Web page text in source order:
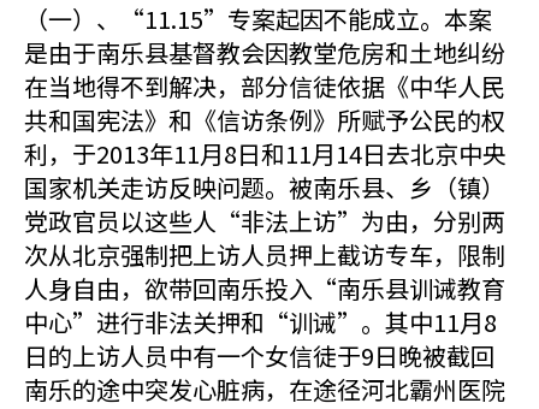
（一）、“11.15”专案起因不能成立。本案
是由于南乐县基督教会因教堂危房和土地纠纷
在当地得不到解决，部分信徒依据《中华人民
共和国宪法》和《信访条例》所赋予公民的权
利，于2013年11月8日和11月14日去北京中央
国家机关走访反映问题。被南乐县、乡（镇）
党政官员以这些人“非法上访”为由，分别两
次从北京强制把上访人员押上截访专车，限制
人身自由，欲带回南乐投入“南乐县训诫教育
中心”进行非法关押和“训诫”。其中11月8
日的上访人员中有一个女信徒于9日晚被截回
南乐的途中突发心脏病，在途径河北霸州医院